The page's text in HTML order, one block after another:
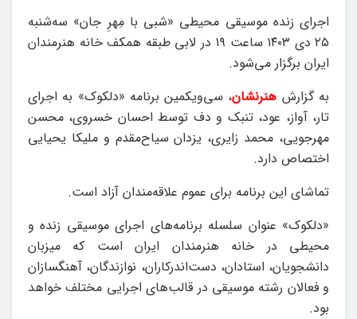
اجرای زنده موسیقی محیطی «شبی با مِهرِ جان» سه‌شنبه
۲۵ دی ۱۴۰۳ ساعت ۱۹ در لابی طبقه همکف خانه هنرمندان
ایران برگزار می‌شود.
به گزارش هنرنشان، سی‌ویکمین برنامه «دلکوک» به اجرای
تار، آواز، عود، تنبک و دف توسط احسان خسروی، محسن
مهرجویی، محمد زایری، یزدان سیاح‌مقدم و ملیکا یحیایی
اختصاص دارد.
تماشای این برنامه برای عموم علاقه‌مندان آزاد است.
«دلکوک» عنوان سلسله برنامه‌های اجرای موسیقی زنده و
محیطی در خانه هنرمندان ایران است که میزبان
دانشجویان، استادان، دست‌اندرکاران، نوازندگان، آهنگسازان
و فعالان رشته موسیقی در قالب‌های اجرایی مختلف خواهد
بود.